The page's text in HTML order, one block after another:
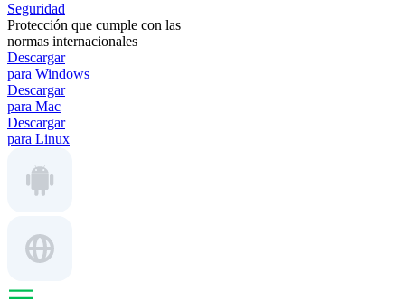
Seguridad
Protección que cumple con las
normas internacionales
Descargar
para Windows
Descargar
para Mac
Descargar
para Linux